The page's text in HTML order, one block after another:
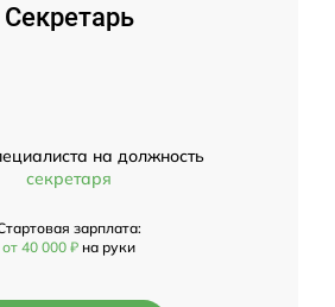
Секретарь
на должность
секретаря
зарплата:
от 40 000 ₽ на руки